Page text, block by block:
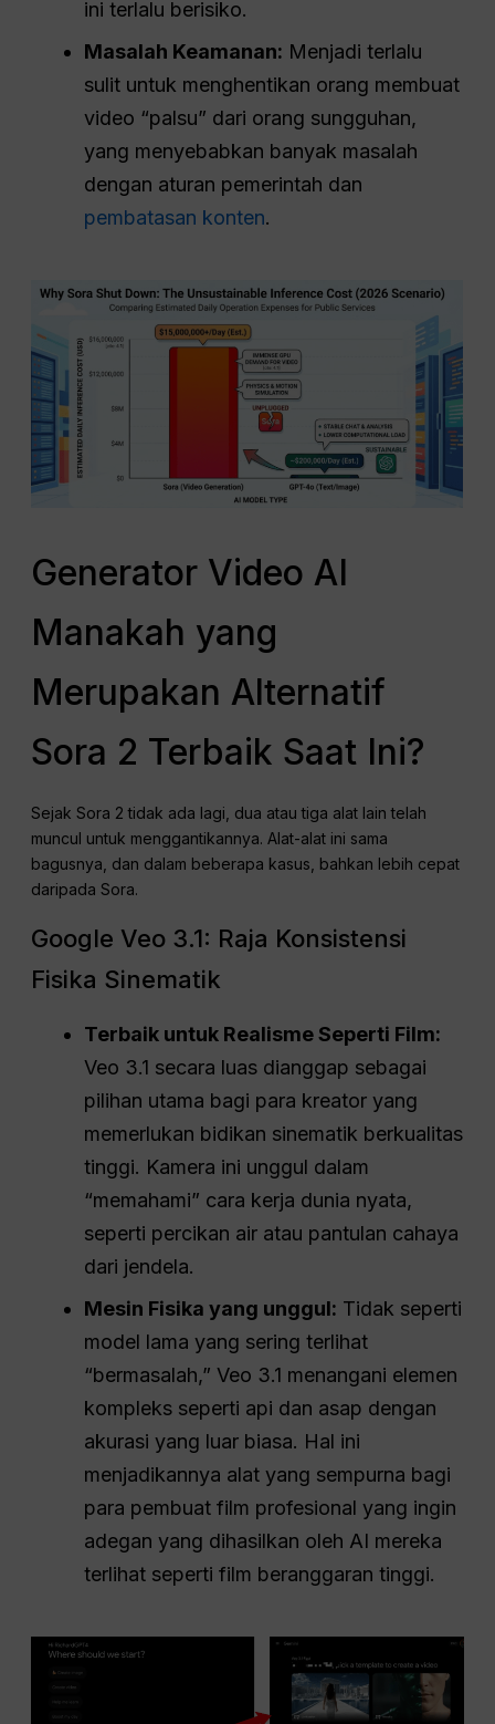
ini terlalu berisiko.
Masalah Keamanan: Menjadi terlalu
sulit untuk menghentikan orang membuat
video “palsu” dari orang sungguhan,
yang menyebabkan banyak masalah
dengan aturan pemerintah dan
pembatasan konten.
Generator Video AI
Manakah yang
Merupakan Alternatif
Sora 2 Terbaik Saat Ini?
Sejak Sora 2 tidak ada lagi, dua atau tiga alat lain telah
muncul untuk menggantikannya. Alat-alat ini sama
bagusnya, dan dalam beberapa kasus, bahkan lebih cepat
daripada Sora.
Google Veo 3.1: Raja Konsistensi
Fisika Sinematik
Terbaik untuk Realisme Seperti Film:
Veo 3.1 secara luas dianggap sebagai
pilihan utama bagi para kreator yang
memerlukan bidikan sinematik berkualitas
tinggi. Kamera ini unggul dalam
“memahami” cara kerja dunia nyata,
seperti percikan air atau pantulan cahaya
dari jendela.
Mesin Fisika yang unggul: Tidak seperti
model lama yang sering terlihat
“bermasalah,” Veo 3.1 menangani elemen
kompleks seperti api dan asap dengan
akurasi yang luar biasa. Hal ini
menjadikannya alat yang sempurna bagi
para pembuat film profesional yang ingin
adegan yang dihasilkan oleh AI mereka
terlihat seperti film beranggaran tinggi.